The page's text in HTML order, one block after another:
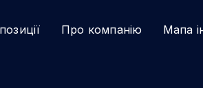
Про компанію Мапа